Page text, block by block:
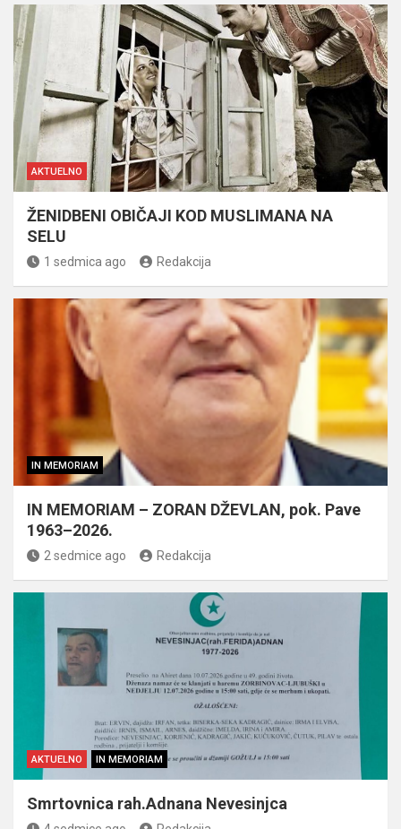
AKTUELNO
ŽENIDBENI OBIČAJI KOD MUSLIMANA NA
SELU
1 sedmica ago Redakcija
IN MEMORIAM
IN MEMORIAM – ZORAN DŽEVLAN, pok. Pave
1963–2026.
2 sedmice ago Redakcija
AKTUELNO IN MEMORIAM
Smrtovnica rah.Adnana Nevesinjca